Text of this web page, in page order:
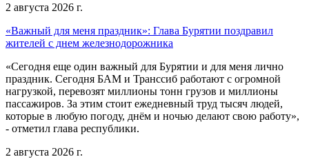
2 августа 2026 г.
«Важный для меня праздник»: Глава Бурятии поздравил
жителей с днем железнодорожника
«Сегодня еще один важный для Бурятии и для меня лично
праздник. Сегодня БАМ и Транссиб работают с огромной
нагрузкой, перевозят миллионы тонн грузов и миллионы
пассажиров. За этим стоит ежедневный труд тысяч людей,
которые в любую погоду, днём и ночью делают свою работу»,
- отметил глава республики.
2 августа 2026 г.